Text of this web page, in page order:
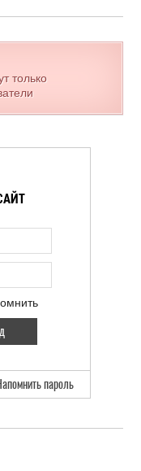
только
пароль